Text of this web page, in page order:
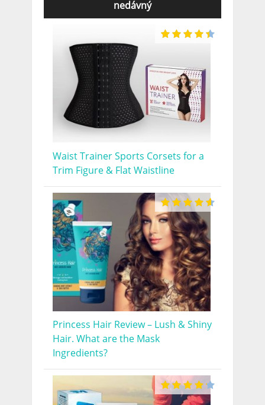
nedávný
Waist Trainer Sports Corsets for a
Trim Figure & Flat Waistline
Princess Hair Review – Lush & Shiny
Hair. What are the Mask
Ingredients?